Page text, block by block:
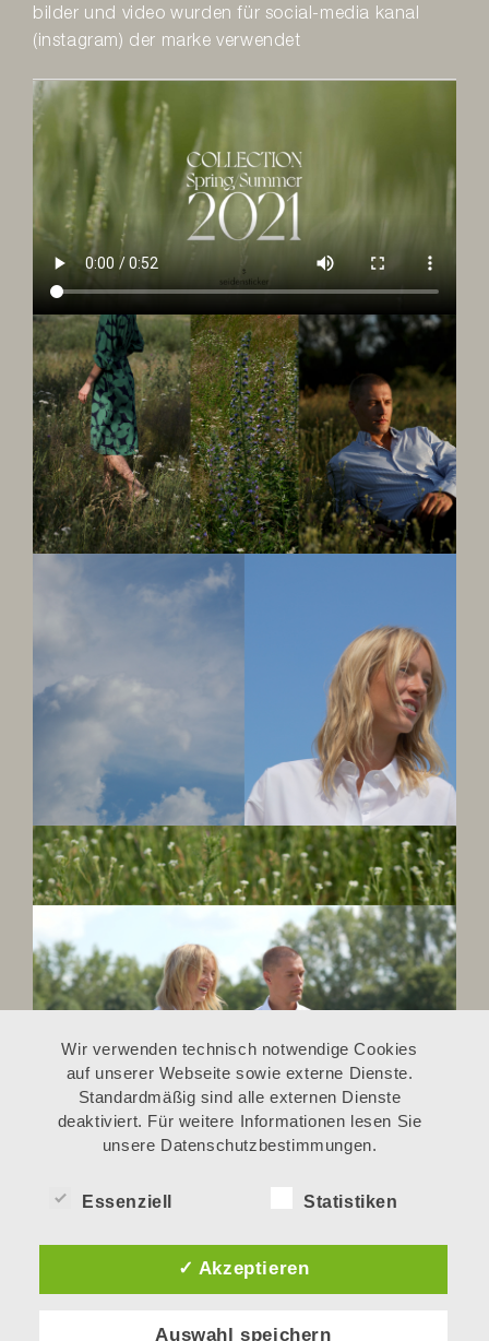
bilder und video wurden für social-media kanal
(instagram) der marke verwendet
Wir verwenden technisch notwendige Cookies
auf unserer Webseite sowie externe Dienste.
Standardmäßig sind alle externen Dienste
deaktiviert. Für weitere Informationen lesen Sie
unsere Datenschutzbestimmungen.
Essenziell Statistiken
✓ Akzeptieren
Auswahl speichern